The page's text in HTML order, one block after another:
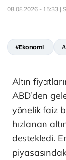
08.08.2026 - 15:33 |
#Ekonomi
Altın
ABD’den
yönelik faiz
hızlanan
destekledi.